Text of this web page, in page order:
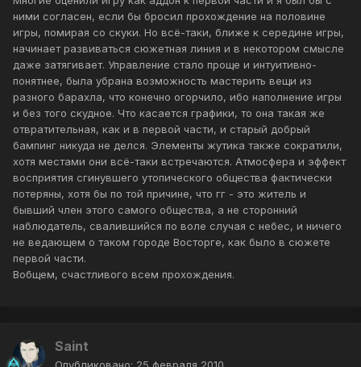
ними согласен, если бы бросил прохождение на половине
игры, помирая со скуки. Но всё-таки, ближе к середине игры,
начинает развиваться сюжетная линия и в некотором смысле
даже затягивает. Управление стало проще и интуитивно-
понятнее, была убрана возможность мастерить вещи из
разного барахла, что конечно огорчило, ибо наполнение игры
и без того скудное. Что касается графики, то она такая же
отвратительная, как и в первой части, и старый добрый
бампинг никуда не делся. Элементы жутика также сократили,
хотя местами они всё-таки встречаются. Атмосфера и эффект
восприятия сгинувшего утопического общества фактически
потеряны, хотя бы по той причине, что гг - это житель и
бывший член этого самого общества, а не сторонний
наблюдатель, свалившийся по воле случая с небес, и ничего
не ведающем о таком городе Восторге, как было в сюжете
первой части.
Вобщем, счастливого всем прохождения.
Saint